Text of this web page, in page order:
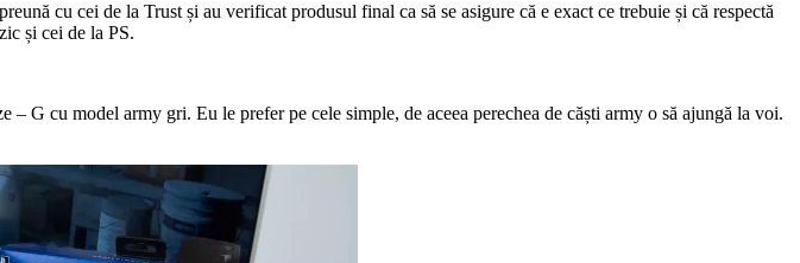
cu cei de la Trust și au verificat produsul final ca să se asigure că e exact ce trebuie și că respectă
și cei de la PS.
G cu model army gri. Eu le prefer pe cele simple, de aceea perechea de căști army o să ajungă la voi.